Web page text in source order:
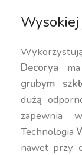
Decorya
grubym
dużą
zapewnia
Technologia
nawet przy